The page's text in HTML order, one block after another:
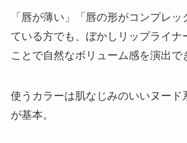
「唇が薄い」「唇の形がコンプレッ
ている方でも、ぼかしリップライナ
ことで自然なボリューム感を演出で
使うカラーは肌なじみのいいヌード
が基本。